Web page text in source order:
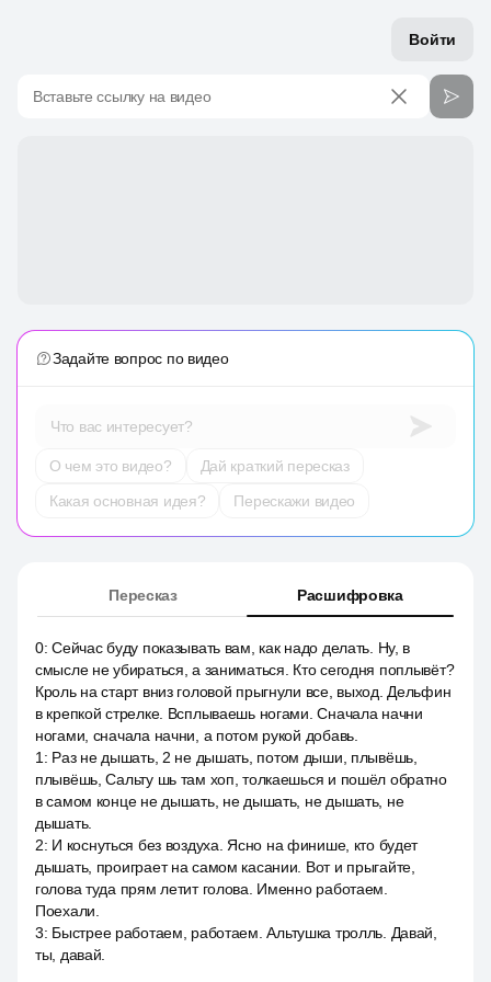
Войти
Вставьте ссылку на видео
Задайте вопрос по видео
Что вас интересует?
О чем это видео?
Дай краткий пересказ
Какая основная идея?
Перескажи видео
Пересказ Расшифровка
0:Сейчас буду показывать вам, как надо делать. Ну, в
смысле не убираться, а заниматься. Кто сегодня поплывёт?
Кроль на старт вниз головой прыгнули все, выход. Дельфин
в крепкой стрелке. Всплываешь ногами. Сначала начни
ногами, сначала начни, а потом рукой добавь.
1 : Раз не дышать, 2 не дышать, потом дыши, плывёшь,
плывёшь, Сальту шь там хоп, толкаешься и пошёл обратно
в самом конце не дышать, не дышать, не дышать, не
дышать.
2: И коснуться без воздуха. Ясно на финише, кто будет
дышать, проиграет на самом касании. Вот и прыгайте,
голова туда прям летит голова. Именно работаем.
Поехали.
3: Быстрее работаем, работаем. Альтушка тролль. Давай,
ты, давай.